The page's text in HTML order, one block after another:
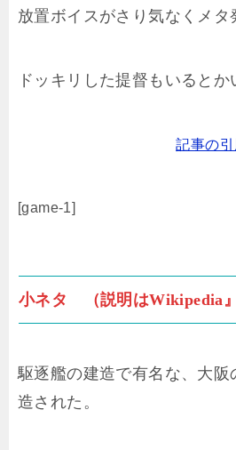
放置ボイスがさり気なくメタ
ドッキリした提督もいるとか
記事の
[game-1]
小ネタ （説明はWikipedia』
駆逐艦の建造で有名な、大
造された。